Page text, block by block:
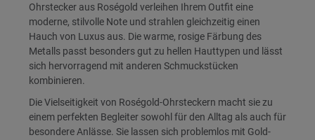
Ohrstecker aus Roségold verleihen Ihrem Outfit eine
moderne, stilvolle Note und strahlen gleichzeitig einen
Hauch von Luxus aus. Die warme, rosige Färbung des
Metalls passt besonders gut zu hellen Hauttypen und lässt
sich hervorragend mit anderen Schmuckstücken
kombinieren.
Die Vielseitigkeit von Roségold-Ohrsteckern macht sie zu
einem perfekten Begleiter sowohl für den Alltag als auch für
besondere Anlässe. Sie lassen sich problemlos mit Gold-